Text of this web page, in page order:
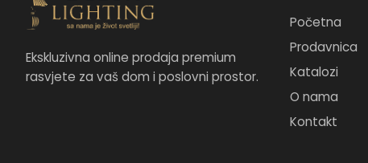
Ekskluzivna online prodaja premium
rasvjete za vaš dom i poslovni prostor.
Početna
Prodavnica
Katalozi
O nama
Kontakt